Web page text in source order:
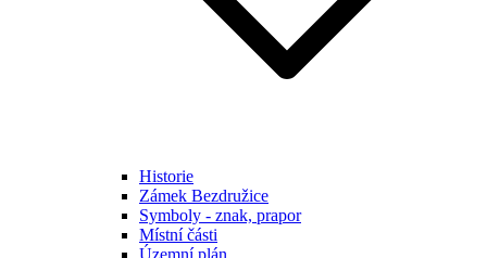
Historie
Zámek Bezdružice
Symboly - znak, prapor
Místní části
Územní plán